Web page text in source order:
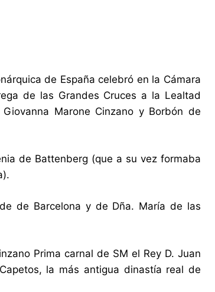
de España celebró en la Cámara
de las Grandes Cruces a la Lealtad
Marone Cinzano y Borbón de
de Battenberg (que a su vez formaba
de Barcelona y de Dña. María de las
Prima carnal de SM el Rey D. Juan
la más antigua dinastía real de